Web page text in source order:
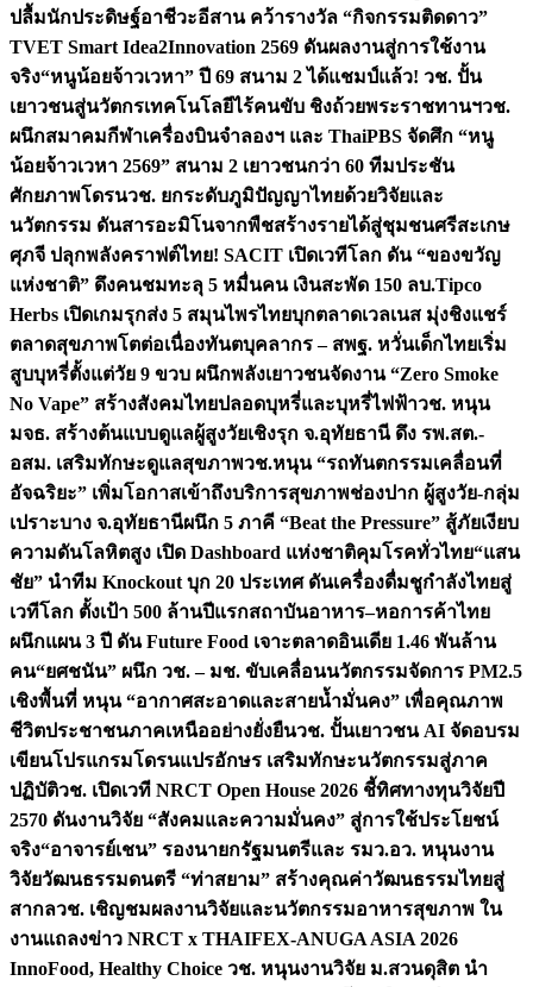
ปลื้มนักประดิษฐ์อาชีวะอีสาน คว้ารางวัล “กิจกรรมติดดาว”
TVET Smart Idea2Innovation 2569 ดันผลงานสู่การใช้งาน
จริง“หนูน้อยจ้าวเวหา” ปี 69 สนาม 2 ได้แชมป์แล้ว! วช. ปั้น
เยาวชนสู่นวัตกรเทคโนโลยีไร้คนขับ ชิงถ้วยพระราชทานฯวช.
ผนึกสมาคมกีฬาเครื่องบินจำลองฯ และ ThaiPBS จัดศึก “หนู
น้อยจ้าวเวหา 2569” สนาม 2 เยาวชนกว่า 60 ทีมประชัน
ศักยภาพโดรนวช. ยกระดับภูมิปัญญาไทยด้วยวิจัยและ
นวัตกรรม ดันสารอะมิโนจากพืชสร้างรายได้สู่ชุมชนศรีสะเกษ
ศุภจี ปลุกพลังคราฟต์ไทย! SACIT เปิดเวทีโลก ดัน “ของขวัญ
แห่งชาติ” ดึงคนชมทะลุ 5 หมื่นคน เงินสะพัด 150 ลบ.Tipco
Herbs เปิดเกมรุกส่ง 5 สมุนไพรไทยบุกตลาดเวลเนส มุ่งชิงแชร์
ตลาดสุขภาพโตต่อเนื่องทันตบุคลากร – สพฐ. หวั่นเด็กไทยเริ่ม
สูบบุหรี่ตั้งแต่วัย 9 ขวบ ผนึกพลังเยาวชนจัดงาน “Zero Smoke
No Vape” สร้างสังคมไทยปลอดบุหรี่และบุหรี่ไฟฟ้าวช. หนุน
มจธ. สร้างต้นแบบดูแลผู้สูงวัยเชิงรุก จ.อุทัยธานี ดึง รพ.สต.-
อสม. เสริมทักษะดูแลสุขภาพวช.หนุน “รถทันตกรรมเคลื่อนที่
อัจฉริยะ” เพิ่มโอกาสเข้าถึงบริการสุขภาพช่องปาก ผู้สูงวัย-กลุ่ม
เปราะบาง จ.อุทัยธานีผนึก 5 ภาคี “Beat the Pressure” สู้ภัยเงียบ
ความดันโลหิตสูง เปิด Dashboard แห่งชาติคุมโรคทั่วไทย“แสน
ชัย” นำทีม Knockout บุก 20 ประเทศ ดันเครื่องดื่มชูกำลังไทยสู่
เวทีโลก ตั้งเป้า 500 ล้านปีแรกสถาบันอาหาร–หอการค้าไทย
ผนึกแผน 3 ปี ดัน Future Food เจาะตลาดอินเดีย 1.46 พันล้าน
คน“ยศชนัน” ผนึก วช. – มช. ขับเคลื่อนนวัตกรรมจัดการ PM2.5
เชิงพื้นที่ หนุน “อากาศสะอาดและสายน้ำมั่นคง” เพื่อคุณภาพ
ชีวิตประชาชนภาคเหนืออย่างยั่งยืนวช. ปั้นเยาวชน AI จัดอบรม
เขียนโปรแกรมโดรนแปรอักษร เสริมทักษะนวัตกรรมสู่ภาค
ปฏิบัติวช. เปิดเวที NRCT Open House 2026 ชี้ทิศทางทุนวิจัยปี
2570 ดันงานวิจัย “สังคมและความมั่นคง” สู่การใช้ประโยชน์
จริง“อาจารย์เชน” รองนายกรัฐมนตรีและ รมว.อว. หนุนงาน
วิจัยวัฒนธรรมดนตรี “ท่าสยาม” สร้างคุณค่าวัฒนธรรมไทยสู่
สากลวช. เชิญชมผลงานวิจัยและนวัตกรรมอาหารสุขภาพ ใน
งานแถลงข่าว NRCT x THAIFEX-ANUGA ASIA 2026
InnoFood, Healthy Choice วช. หนุนงานวิจัย ม.สวนดุสิต นำ